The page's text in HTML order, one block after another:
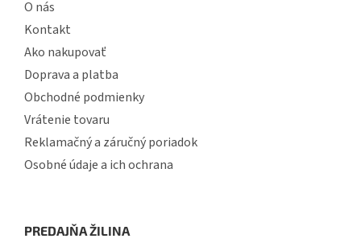
O nás
Kontakt
Ako nakupovať
Doprava a platba
Obchodné podmienky
Vrátenie tovaru
Reklamačný a záručný poriadok
Osobné údaje a ich ochrana
PREDAJŇA ŽILINA